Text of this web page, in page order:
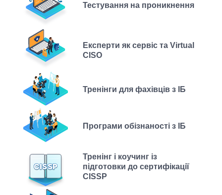
Тестування на проникнення
Експерти як сервіс та Virtual
CISO
Тренінги для фахівців з ІБ
Програми обізнаності з ІБ
Тренінг і коучинг із
підготовки до сертифікації
CISSP